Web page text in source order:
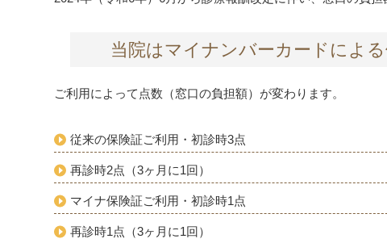
当院はマイナンバーカードによる
ご利用によって点数（窓口の負担額）が変わります。
従来の保険証ご利用・初診時3点
再診時2点（3ヶ月に1回）
マイナ保険証ご利用・初診時1点
再診時1点（3ヶ月に1回）